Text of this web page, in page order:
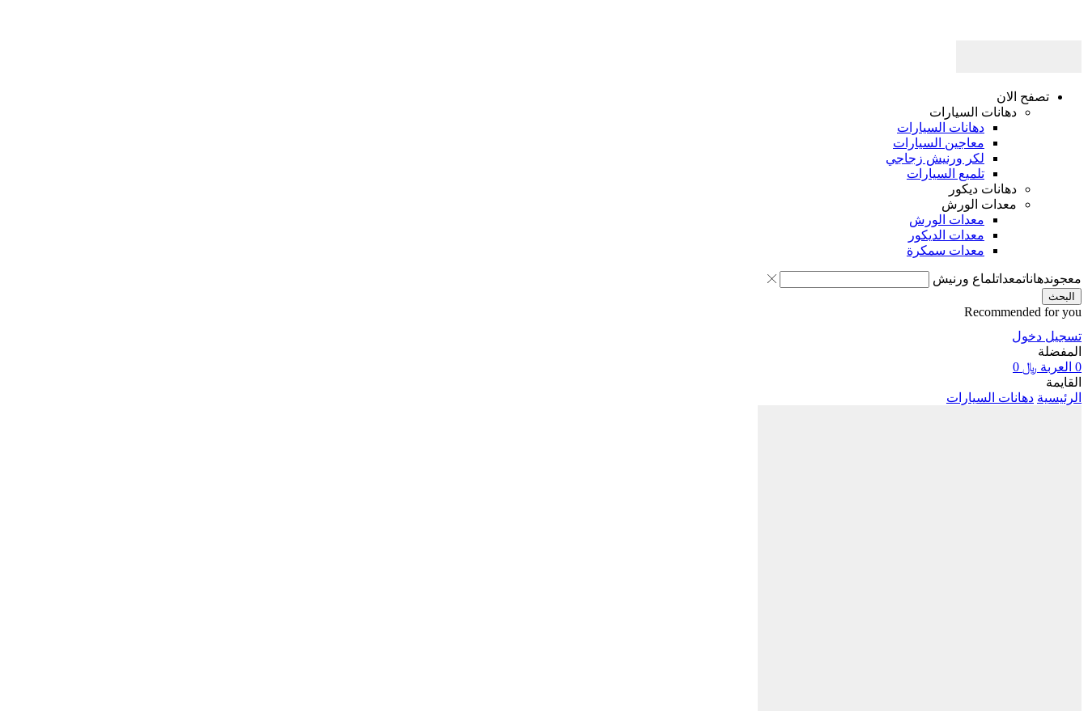
تصفح الان
دهانات السيارات
دهانات السيارات
معاجين السيارات
لكر ورنيش زجاجي
تلميع السيارات
دهانات ديكور
معدات الورش
معدات الورش
معدات الديكور
معدات سمكرة
معجوندهاناتمعداتلماع ورنيش
البحث
Recommended for you
تسجيل دخول
المفضلة
0 العربة ﷼
القايمة
الرئيسية دهانات السيارات